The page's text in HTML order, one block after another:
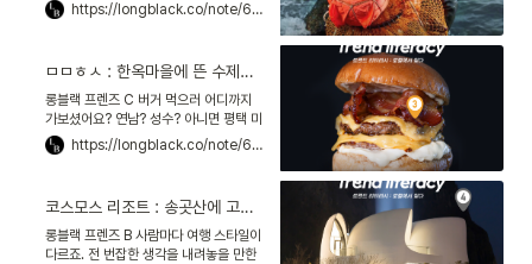
림, 애월 바다에서 즐긴 카약까지. 많은 분
https://longblack.co/note/684
ㅁㅁㅎㅅ : 한옥마을에 뜬 수제버거, 왜관에 연 8만 명을 불러오다
롱블랙 프렌즈 C 버거 먹으러 어디까지
가보셨어요? 연남? 성수? 아니면 평택 미
군부대 앞 송탄? 저보다 멀리 간 분 있을
까요? 제가 다녀온 곳은 경북 칠곡군 왜관
https://longblack.co/note/685
코스모스 리조트 : 송곳산에 고릴라 세계관을 입혀, 울릉도를 브랜딩하다
롱블랙 프렌즈 B 사람마다 여행 스타일이
다르죠. 전 번잡한 생각을 내려놓을 만한